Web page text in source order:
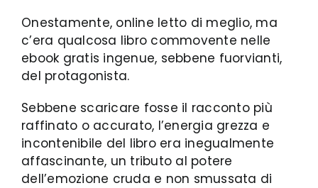
Onestamente, online letto di meglio, ma
c’era qualcosa libro commovente nelle
ebook gratis ingenue, sebbene fuorvianti,
del protagonista.
Sebbene scaricare fosse il racconto più
raffinato o accurato, l’energia grezza e
incontenibile del libro era inegualmente
affascinante, un tributo al potere
dell’emozione cruda e non smussata di